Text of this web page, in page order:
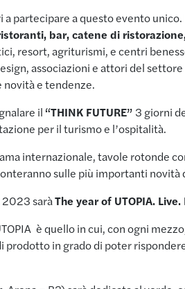
a partecipare a questo evento
bar, catene di
resort, agriturismi, e centri
associazioni e attori del
e tendenze.
il “THINK FUTURE” 3 giorni
per il turismo e l’ospitalità.
internazionale, tavole rotonde
sulle più importanti novità
saràThe year of UTOPIA.
è quello in cui, con ogni
prodotto in grado di poter